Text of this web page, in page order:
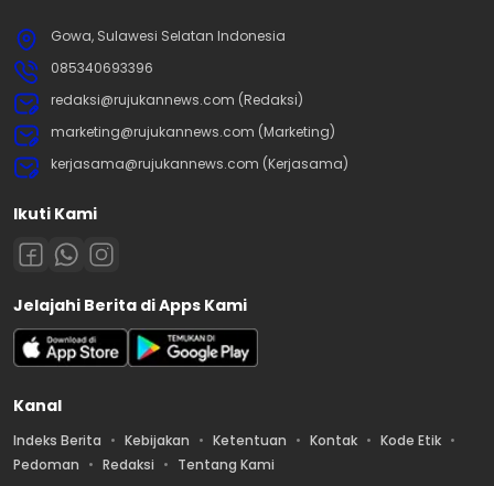
Gowa, Sulawesi Selatan Indonesia
085340693396
redaksi@rujukannews.com (Redaksi)
marketing@rujukannews.com (Marketing)
kerjasama@rujukannews.com (Kerjasama)
Ikuti Kami
Jelajahi Berita di Apps Kami
Kanal
Indeks Berita Kebijakan Ketentuan Kontak
Kode Etik
Pedoman
Redaksi Tentang Kami